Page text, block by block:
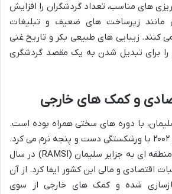
های مناسب، تعداد گردشگران را افزایش
مانند زیرساخت های ضعیف و تبلیغات
می کنند. زیبایی های طبیعی بکر و تاریخ غنی
را برای تبدیل شدن به یک مقصد گردشگری
و کمک های خارجی
با دوره های سختی همراه بوده است.
دولت این کشور تا سال ۲۰۰۲ با ورشکستگی دست و پنجه نرم می کرد.
مداخله مأموریت کمک منطقه ای به جزایر سلیمان (RAMSI) در سال
ثبات اقتصادی و مالی این کشور ایفا کرد. از آن
شده و کمک های خارجی از سوی